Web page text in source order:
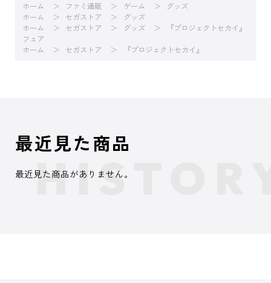
ホーム ファミ通販 ゲーム
グッズ
ホーム
セガストア
グッズ
ホーム
セガストア グッズ
『プロジェクトセカイ』
フェア
ホーム
セガストア 『プロジェクトセカイ』
最近見た商品
最近見た商品がありません。